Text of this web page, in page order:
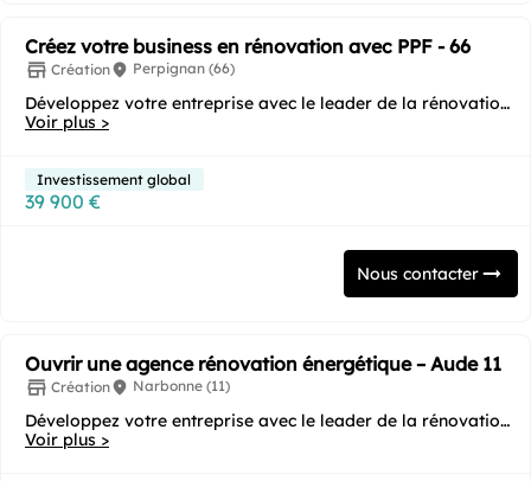
Créez votre business en rénovation avec PPF - 66
Création Perpignan (66)
Développez votre entreprise avec le leader de la rénovation
Voir plus >
Investissement global
39 900 €
Nous contacter
Ouvrir une agence rénovation énergétique – Aude 11
Création Narbonne (11)
Développez votre entreprise avec le leader de la rénovation
Voir plus >